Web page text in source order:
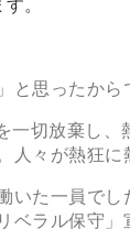
。
思ったから
切放棄し、
人々が熱狂に
た一員でし
ベラル保守」